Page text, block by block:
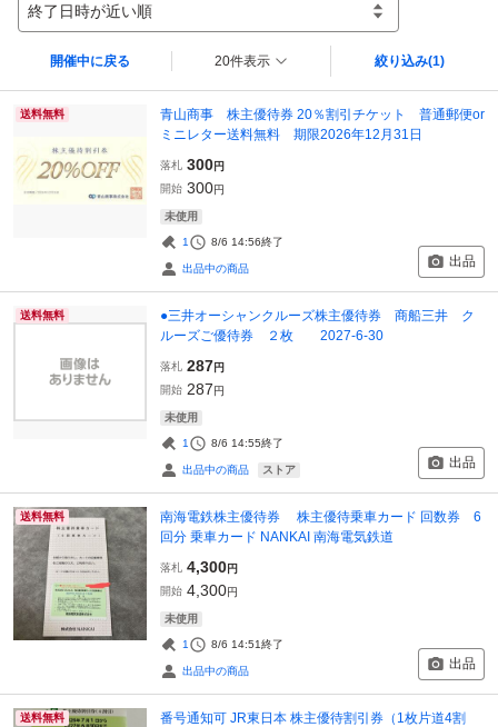
終了日時が近い順
開催中に戻る 20件表示 絞り込み(1)
送料無料
青山商事 株主優待券 20％割引チケット 普通郵便or
ミニレター送料無料 期限2026年12月31日
落札 300円
開始 300円
未使用
1 8/6 14:56終了
出品中の商品 出品
送料無料
●三井オーシャンクルーズ株主優待券 商船三井 ク
ルーズご優待券 ２枚 2027-6-30
落札 287円
開始 287円
未使用
1 8/6 14:55終了
出品中の商品 ストア 出品
送料無料
南海電鉄株主優待券 株主優待乗車カード 回数券 6
回分 乗車カード NANKAI 南海電気鉄道
落札 4,300円
開始 4,300円
未使用
1 8/6 14:51終了
出品中の商品 出品
送料無料
番号通知可 JR東日本 株主優待割引券（1枚片道4割